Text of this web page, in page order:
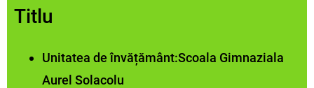
Titlu
Unitatea de învățământ:Scoala Gimnaziala
Aurel Solacolu